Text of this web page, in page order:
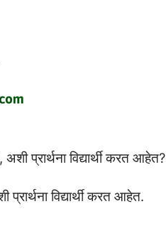
प्रार्थना विद्यार्थी करत आहेत?
विद्यार्थी करत आहेत.